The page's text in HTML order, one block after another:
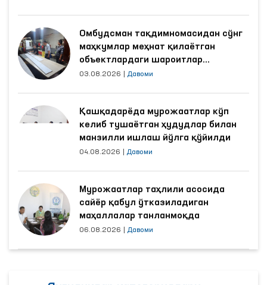
Омбудсман тақдимномасидан сўнг
маҳкумлар меҳнат қилаётган
объектлардаги шароитлар
яхшиланди
03.08.2026 Давоми
Қашқадарёда мурожаатлар кўп
келиб тушаётган ҳудудлар билан
манзилли ишлаш йўлга қўйилди
04.08.2026 Давоми
Мурожаатлар таҳлили асосида
сайёр қабул ўтказиладиган
маҳаллалар танланмоқда
06.08.2026 Давоми